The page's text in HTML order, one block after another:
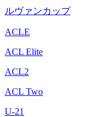
ルヴァンカップ
ACLE
ACL Elite
ACL2
ACL Two
U-21